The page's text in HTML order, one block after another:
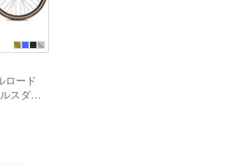
ロード
スダヴ
安